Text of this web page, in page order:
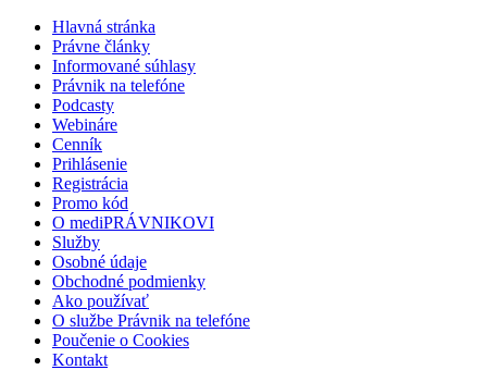
Hlavná stránka
Právne články
Informované súhlasy
Právnik na telefóne
Podcasty
Webináre
Cenník
Prihlásenie
Registrácia
Promo kód
O mediPRÁVNIKOVI
Služby
Osobné údaje
Obchodné podmienky
Ako používať
O službe Právnik na telefóne
Poučenie o Cookies
Kontakt